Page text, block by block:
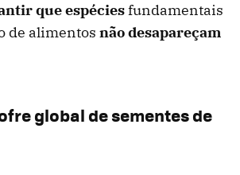
que espéciesfundamentais
de alimentos não desapareçam
global de sementes de